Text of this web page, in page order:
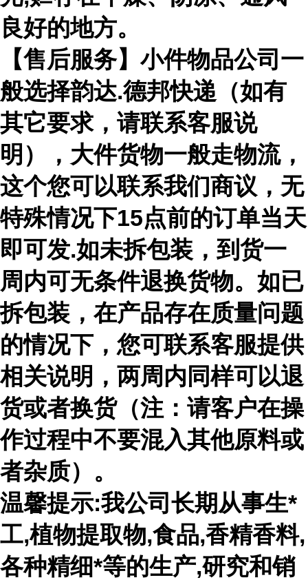
良好的地方。
【售后服务】小件物品公司一
般选择韵达.德邦快递（如有
其它要求，请联系客服说
明），大件货物一般走物流，
这个您可以联系我们商议，无
特殊情况下15点前的订单当天
即可发.如未拆包装，到货一
周内可无条件退换货物。如已
拆包装，在产品存在质量问题
的情况下，您可联系客服提供
相关说明，两周内同样可以退
货或者换货（注：请客户在操
作过程中不要混入其他原料或
者杂质）。
温馨提示:我公司长期从事生*
工,植物提取物,食品,香精香料,
各种精细*等的生产,研究和销